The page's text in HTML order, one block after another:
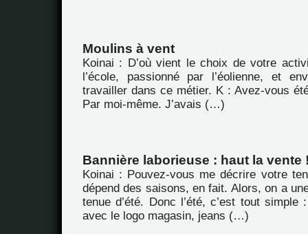
Moulins à vent
Koinai : D’où vient le choix de votre
l’école, passionné par l’éolienne, et
travailler dans ce métier. K : Avez-vous
Par moi-même. J’avais (…)
Bannière laborieuse : haut la vente
Koinai : Pouvez-vous me décrire votre
dépend des saisons, en fait. Alors, on a
tenue d’été. Donc l’été, c’est tout simple
avec le logo magasin, jeans (…)